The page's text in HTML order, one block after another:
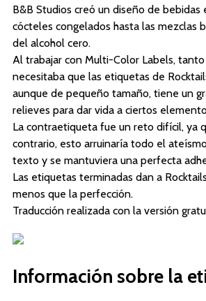
B&B Studios creó un diseño de
cócteles congelados hasta las mezclas
del alcohol cero.
Al trabajar con Multi-Color Labels,
necesitaba que las etiquetas de
aunque de pequeño tamaño, tiene un
relieves para dar vida a ciertos
La contraetiqueta fue un reto difícil, ya
contrario, esto arruinaría todo el
texto y se mantuviera una perfecta
Las etiquetas terminadas dan a
menos que la perfección.
Traducción realizada con la versión
Información sobre la